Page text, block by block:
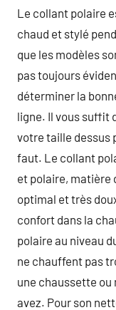
Le collant polaire
chaud et stylé
que les modèles
pas toujours
déterminer la
ligne. Il vous suffit
votre taille dessus
faut. Le collant
et polaire, matière
optimal et très
confort dans la
polaire au niveau
ne chauffent pas
une chaussette ou
avez. Pour son